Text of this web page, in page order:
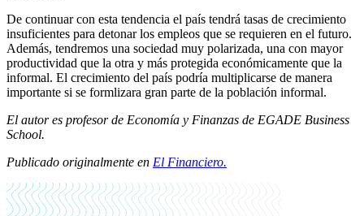
De continuar con esta tendencia el país tendrá tasas de crecimiento
insuficientes para detonar los empleos que se requieren en el futuro.
Además, tendremos una sociedad muy polarizada, una con mayor
productividad que la otra y más protegida económicamente que la
informal. El crecimiento del país podría multiplicarse de manera
importante si se formlizara gran parte de la población informal.
El autor es profesor de Economía y Finanzas de EGADE Business
School.
Publicado originalmente en El Financiero.